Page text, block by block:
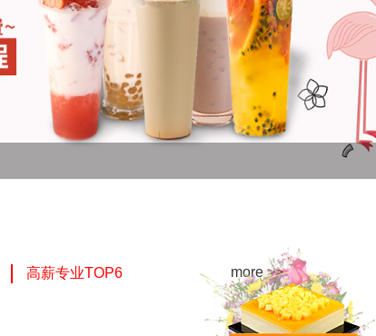
高薪专业TOP6 more >>